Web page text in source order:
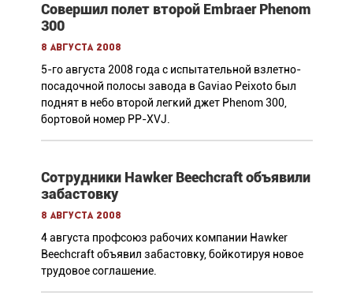
Совершил полет второй Embraer Phenom
300
8 августа 2008
5-го августа 2008 года с испытательной взлетно-
посадочной полосы завода в Gaviao Peixoto был
поднят в небо второй легкий джет Phenom 300,
бортовой номер PP-XVJ.
Сотрудники Hawker Beechcraft объявили
забастовку
8 августа 2008
4 августа профсоюз рабочих компании Hawker
Beechcraft объявил забастовку, бойкотируя новое
трудовое соглашение.